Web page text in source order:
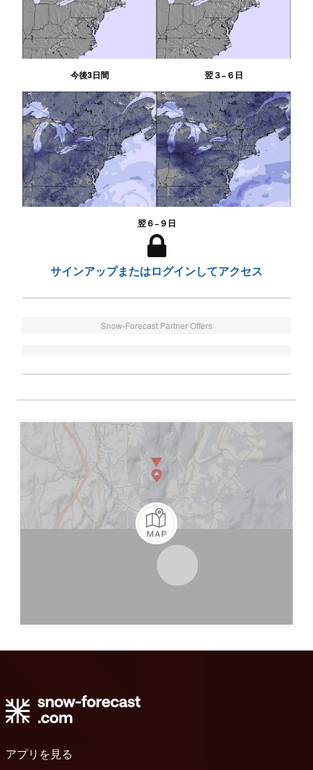
今後3日間 翌３−６日
翌６−９日
サインアップまたはログインしてアクセス
Snow-Forecast Partner Offers
アプリを見る